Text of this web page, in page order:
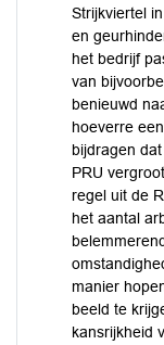
Strijkviertel
en
het bedrijf
van
benieuwd
hoeverre
bijdragen
PRU
regel uit de
het aantal
manier
beeld te
kansrijkheid